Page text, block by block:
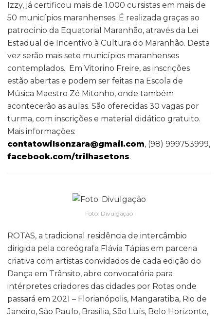
Izzy, já certificou mais de 1.000 cursistas em mais de
50 municípios maranhenses. É realizada graças ao
patrocínio da Equatorial Maranhão, através da Lei
Estadual de Incentivo à Cultura do Maranhão. Desta
vez serão mais sete municípios maranhenses
contemplados. Em Vitorino Freire, as inscrições
estão abertas e podem ser feitas na Escola de
Música Maestro Zé Mitonho, onde também
acontecerão as aulas. São oferecidas 30 vagas por
turma, com inscrições e material didático gratuito.
Mais informações:
contatowilsonzara@gmail.com, (98) 999753999,
facebook.com/trilhasetons.
Foto: Divulgação
ROTAS, a tradicional residência de intercâmbio
dirigida pela coreógrafa Flávia Tápias em parceria
criativa com artistas convidados de cada edição do
Dança em Trânsito, abre convocatória para
intérpretes criadores das cidades por Rotas onde
passará em 2021 – Florianópolis, Mangaratiba, Rio de
Janeiro, São Paulo, Brasília, São Luís, Belo Horizonte,